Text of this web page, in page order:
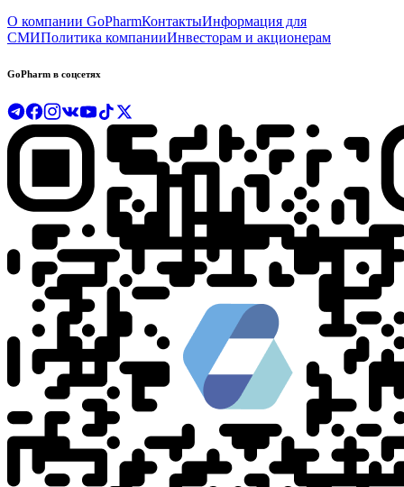
О компании GoPharmКонтактыИнформация для
СМИПолитика компанииИнвесторам и акционерам
GoPharm в соцсетях